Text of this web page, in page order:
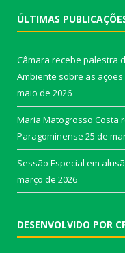
ÚLTIMAS
Câmara recebe palestra
Ambiente sobre as ações
maio de 2026
Maria Matogrosso Costa
Paragominense 25 de
Sessão Especial em
março de 2026
DESENVOLVIDO POR